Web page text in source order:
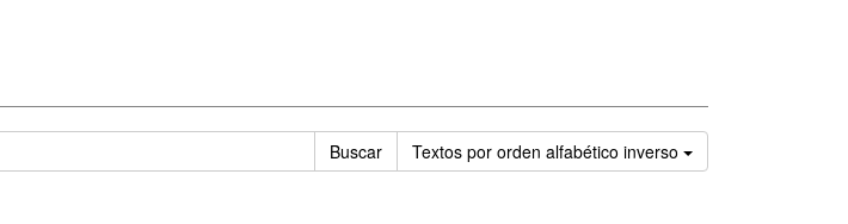
Buscar Textos por orden alfabético inverso Ordenar